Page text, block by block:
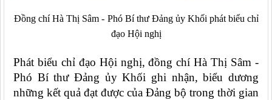
Đồng chíHà Thị Sâm - Phó Bí thư Đảng ủy Khối phát biểu chỉ
đạo Hội nghị
Phát biểu chỉ đạo Hội nghị, đồng chíHà Thị Sâm -
Phó Bí thư Đảng ủy Khối ghi nhận, biểu dương
những kết quả đạt được của Đảng bộ trong thời gian